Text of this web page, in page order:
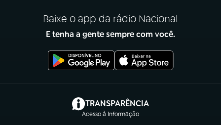
Baixe o app da rádio Nacional
E tenha a gente sempre com você.
TRANSPARÊNCIA
Acesso à Informação
(abre em nova aba)